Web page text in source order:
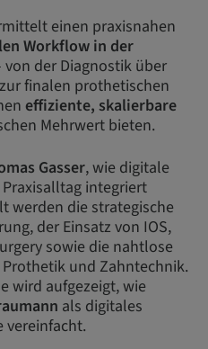
einen praxisnahen
Workflow in der
von der Diagnostik über
finalen prothetischen
effiziente, skalierbare
Mehrwert bieten.
Gasser, wie digitale
integriert
werden die strategische
der Einsatz von IOS,
sowie die nahtlose
und Zahntechnik.
wird aufgezeigt, wie
als digitales
vereinfacht.